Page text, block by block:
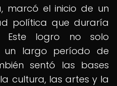
marcó el inicio de un
política que duraría
Este logro no solo
un largo período de
sentó las bases
cultura, las artes y la